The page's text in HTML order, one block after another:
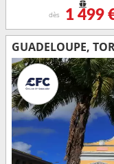
dès 1 499